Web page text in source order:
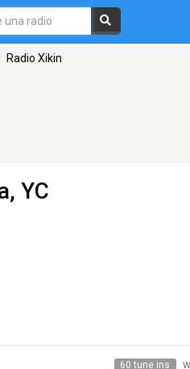
Radio Xikin
YC
60 tune ins